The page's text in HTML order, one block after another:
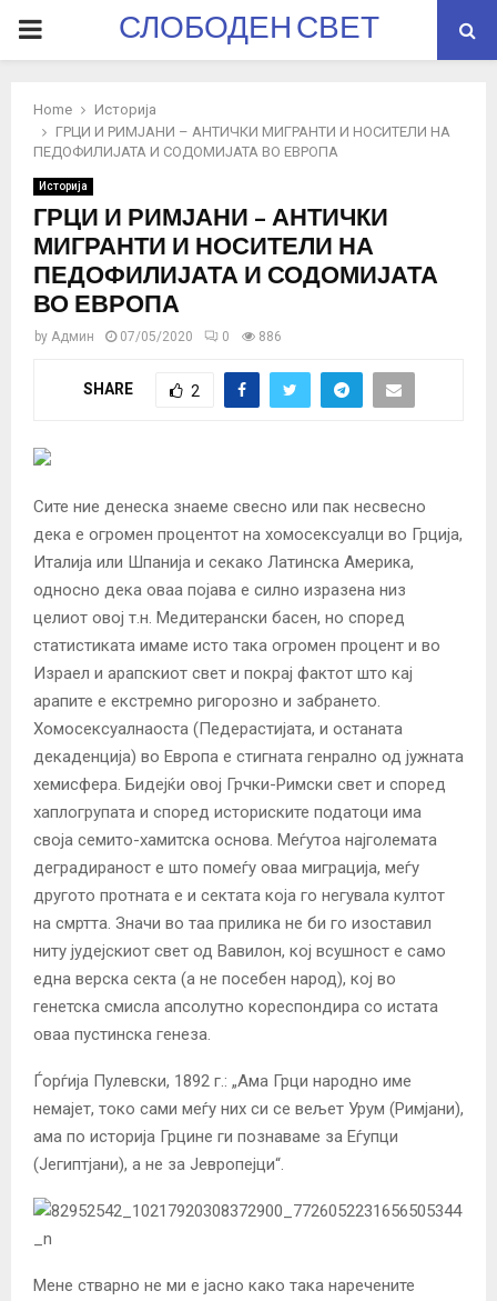
PRIMARYСЛОБОДЕН СВЕТ
Home
Историја
ГРЦИ И РИМЈАНИ – АНТИЧКИ МИГРАНТИ И НОСИТЕЛИ НА
ПЕДОФИЛИЈАТА И СОДОМИЈАТА ВО ЕВРОПА
Историја
ГРЦИ И РИМЈАНИ – АНТИЧКИ
МИГРАНТИ И НОСИТЕЛИ НА
ПЕДОФИЛИЈАТА И СОДОМИЈАТА
ВО ЕВРОПА
by Админ 07/05/2020 0 886
SHARE 2
Сите ние денеска знаеме свесно или пак несвесно
дека е огромен процентот на хомосексуалци во Грција,
Италија или Шпанија и секако Латинска Америка,
односно дека оваа појава е силно изразена низ
целиот овој т.н. Медитерански басен, но според
статистиката имаме исто така огромен процент и во
Израел и арапскиот свет и покрај фактот што кај
арапите е екстремно ригорозно и забрането.
Хомосексуалнаоста (Педерастијата, и останата
декаденција) во Европа е стигната генрално од јужната
хемисфера. Бидејќи овој Грчки-Римски свет и според
хаплогрупата и според историските податоци има
своја семито-хамитска основа. Meѓутоа најголемата
деградираност е што помеѓу оваа миграција, меѓу
другото протната е и сектата која го негувала култот
на смртта. Значи во таа прилика не би го изоставил
ниту јудејскиот свет од Вавилон, кој всушност е само
една верска секта (а не посебен народ), кој во
генетска смисла апсолутно кореспондира со истата
оваа пустинска генеза.
Ѓорѓија Пулевски, 1892 г.: „Ама Грци народно име
немајет, токо сами меѓу них си се вељет Урум (Римјани),
ама по историја Грцине ги познаваме за Еѓупци
(Јегиптјани), а не за Јевропејци“.
Мене стварно не ми е јасно како така наречените